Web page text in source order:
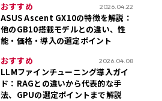
おすすめ 2026.04.22
ASUS Ascent GX10の特徴を解説：
他のGB10搭載モデルとの違い、性
能・価格・導入の選定ポイント
おすすめ
2026.04.08
LLMファインチューニング導入ガイ
ド：RAGとの違いから代表的な手
法、GPUの選定ポイントまで解説